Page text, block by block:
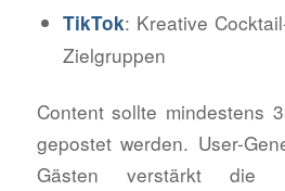
TikTok: Kreative
Zielgruppen
Content sollte mindestens
gepostet werden. User-
Gästen verstärkt die